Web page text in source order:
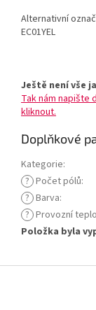
Alternativní
EC01YEL
Ještě není vše
Tak nám napište
kliknout.
Doplňkové
Kategorie:
? Počet pólů:
? Barva:
? Provozní
Položka byla